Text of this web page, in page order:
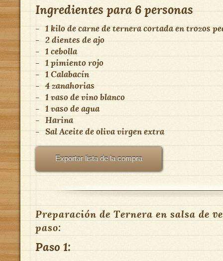
Ingredientes para6 personas
- 1 kilo de carne de ternera cortada en trozos
- 2 dientes de ajo
- 1 cebolla
- 1 pimiento rojo
- 1 Calabacín
- 4 zanahorias
- 1 vaso de vino blanco
- 1 vaso de agua
- Harina
- Sal Aceite de oliva virgen extra
Exportar lista de la compra
Preparación de Ternera en salsa de
paso:
Paso 1: